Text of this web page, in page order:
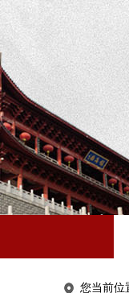
您当前位